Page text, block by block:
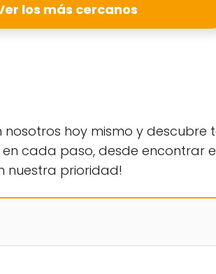
los más cercanos
nosotros hoy mismo y
cada paso, desde encontrar
nuestra prioridad!